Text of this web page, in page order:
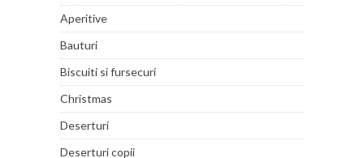
Aperitive
Bauturi
Biscuiti si fursecuri
Christmas
Deserturi
Deserturi copii